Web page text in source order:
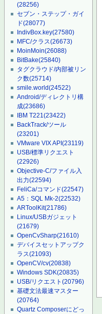
(28256)
セブン・ステップ・ガイ
ド(28077)
IndivBox.key(27580)
MFC/クラス(26673)
MoinMoin(26088)
BitBake(25840)
タグクラウド/内部被リン
ク数(25714)
smile.world(24522)
Android/ディレクトリ構
成(23686)
IBM T221(23422)
BackTrack/ツール
(23201)
VMware VIX API(23119)
USB/標準リクエスト
(22926)
Objective-C/ファイル入
出力(22594)
FeliCa/コマンド(22547)
A5：SQL Mk-2(22532)
ARToolKit(21786)
Linux/USBガジェット
(21679)
OpenCvSharp(21610)
デバイスセットアップク
ラス(21093)
OpenCV/cv(20838)
Windows SDK(20835)
USB/リクエスト(20796)
基礎文法最速マスター
(20764)
Quartz Composerにどっ